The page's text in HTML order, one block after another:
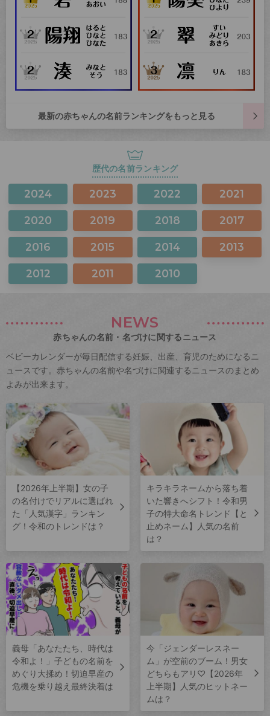
最新の赤ちゃんの名前ランキングをもっと見る
歴代の名前ランキング
2024 2023 2022 2021
2020 2019 2018 2017
2016 2015 2014 2013
2012 2011 2010
NEWS
赤ちゃんの名前・名づけに関するニュース
ベビーカレンダーが毎日配信する妊娠、出産、育児のためになるニ
ュースです。赤ちゃんの名前や名づけに関連するニュースのまとめ
よみが出来ます。
【2026年上半期】女の子
の名付けでリアルに選ばれ
た「人気漢字」ランキン
グ！令和のトレンドは？
キラキラネームから落ち着
いた響きへシフト！令和男
子の特大命名トレンド【と
止めネーム】人気の名前
は？
義母「あなたたち、時代は
令和よ！」子どもの名前を
めぐり大揉め！切迫早産の
危機を乗り越え最終決着は
今「ジェンダーレスネー
ム」が空前のブーム！男女
どちらもアリ♡【2026年
上半期】人気のヒットネー
ムは？